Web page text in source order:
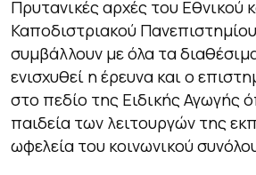
Πρυτανικές αρχές του Εθνικού
Καποδιστριακού
συμβάλλουν με όλα τα
ενισχυθεί η έρευνα και ο
στο πεδίο της Ειδικής Αγωγής
παιδεία των λειτουργών της
ωφελεία του κοινωνικού